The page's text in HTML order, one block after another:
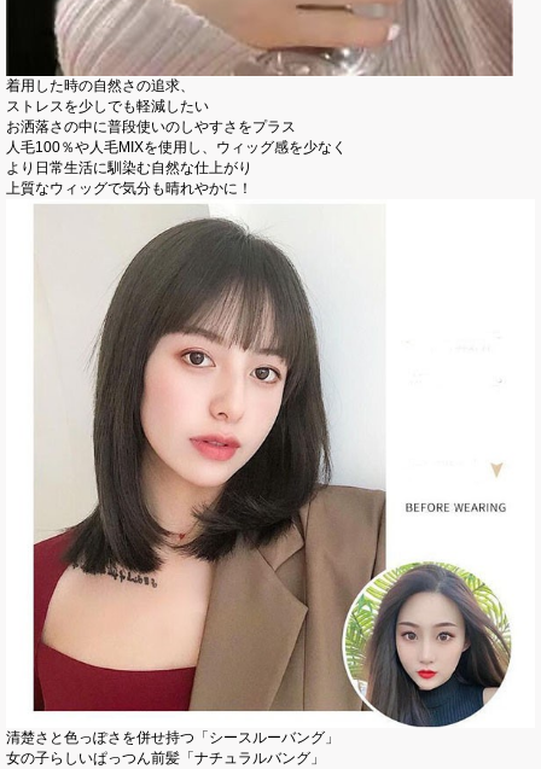
着用した時の自然さの追求、
ストレスを少しでも軽減したい
お洒落さの中に普段使いのしやすさをプラス
人毛100％や人毛MIXを使用し、ウィッグ感を少なく
より日常生活に馴染む自然な仕上がり
上質なウィッグで気分も晴れやかに！
清楚さと色っぽさを併せ持つ「シースルーバング」
女の子らしいぱっつん前髪「ナチュラルバング」